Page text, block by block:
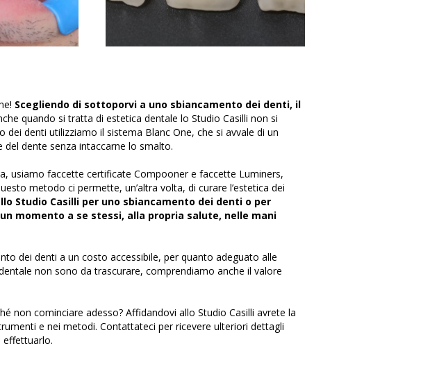
Scegliendo di sottoporvi a uno sbiancamento dei denti, il
quando si tratta di estetica dentale lo Studio Casilli non si
denti utilizziamo il sistema Blanc One, che si avvale di un
dente senza intaccarne lo smalto.
usiamo faccette certificate Compooner e faccette Luminers,
metodo ci permette, un’altra volta, di curare l’estetica dei
Studio Casilli per uno sbiancamento dei denti o per
momento a se stessi, alla propria salute, nelle mani
dei denti a un costo accessibile, per quanto adeguato alle
non sono da trascurare, comprendiamo anche il valore
non cominciare adesso? Affidandovi allo Studio Casilli avrete la
e nei metodi. Contattateci per ricevere ulteriori dettagli
effettuarlo.